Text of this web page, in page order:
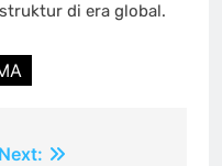
di era global.
Next: